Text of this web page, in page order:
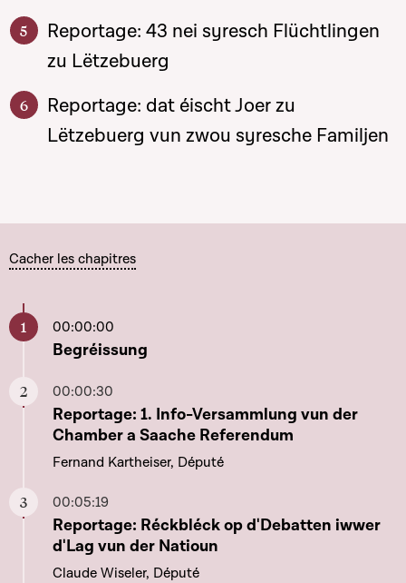
Reportage: 43 nei syresch Flüchtlingen
zu Lëtzebuerg
Reportage: dat éischt Joer zu
Lëtzebuerg vun zwou syresche Familjen
Cacher les chapitres
00:00:00
Aller à ce chapitre
Begréissung
00:00:30
Aller à ce chapitre
Reportage: 1. Info-Versammlung vun der
Chamber a Saache Referendum
Fernand Kartheiser, Député
00:05:19
Aller à ce chapitre
Reportage: Réckbléck op d'Debatten iwwer
d'Lag vun der Natioun
Claude Wiseler, Député